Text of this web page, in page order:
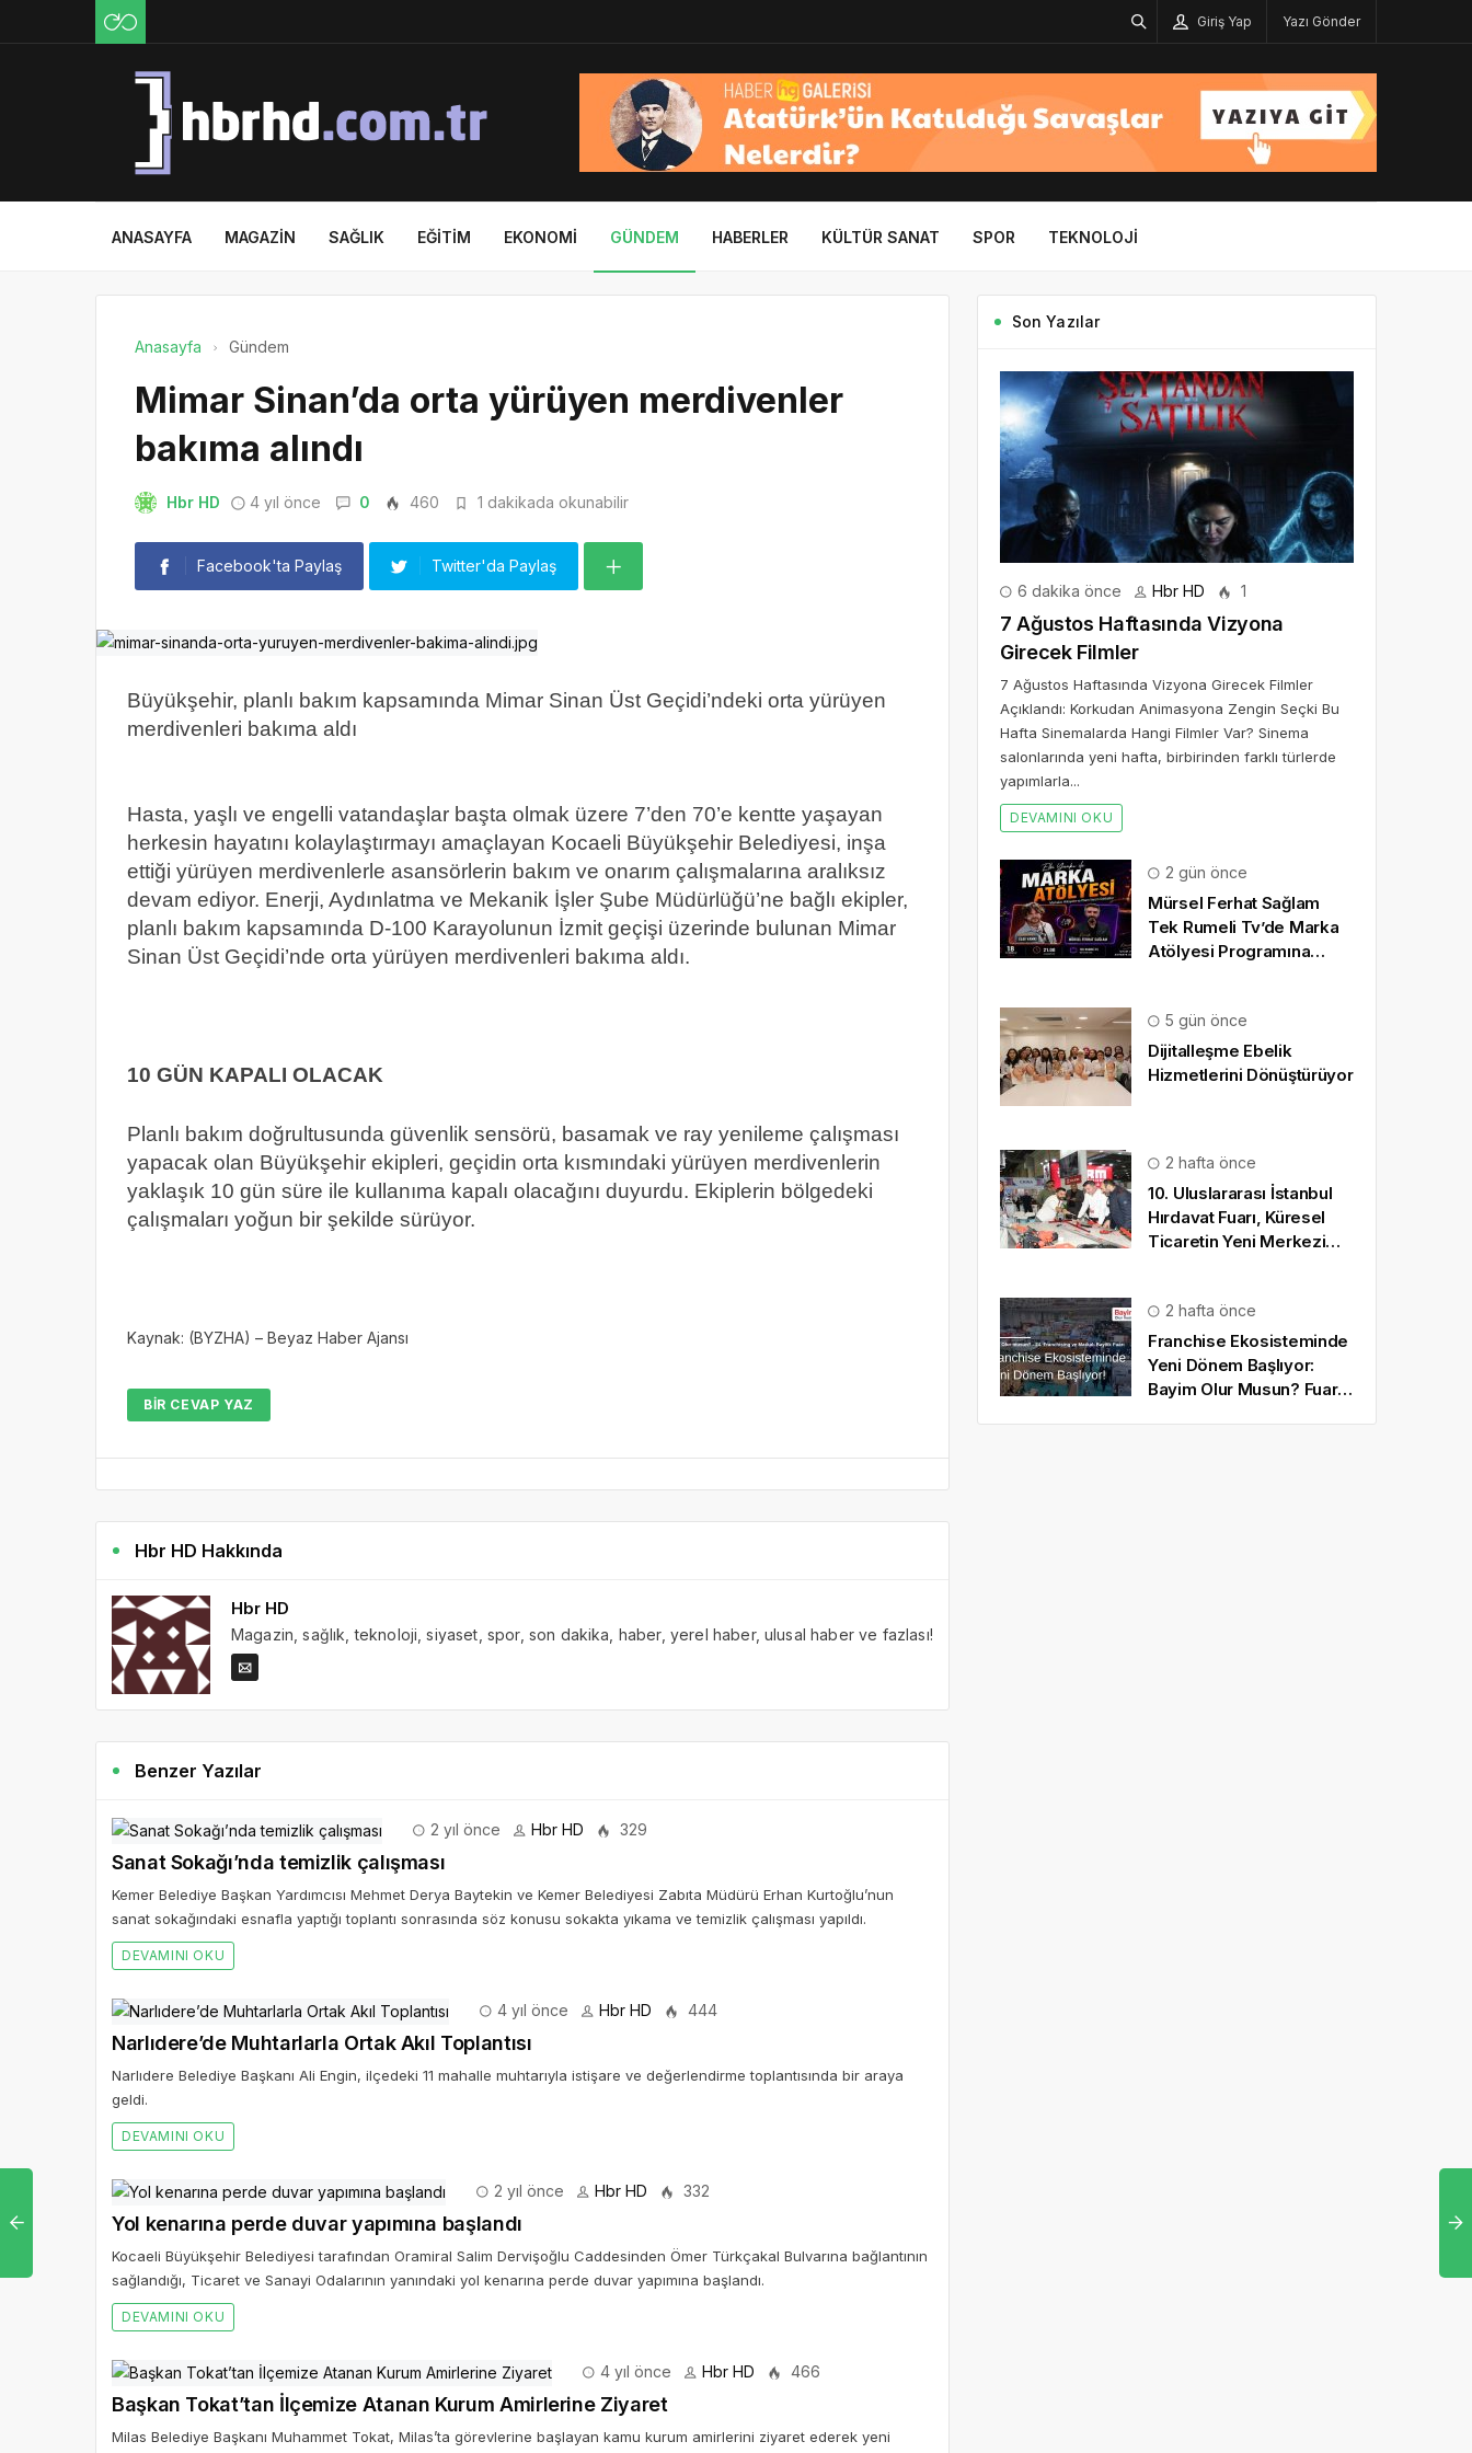
Giriş Yap Yazı Gönder
ANASAYFA MAGAZIN SAĞLIK EĞITIM EKONOMI GÜNDEM HABERLER KÜLTÜR SANAT SPOR TEKNOLOJI
Anasayfa Gündem
Mimar Sinan’da orta yürüyen merdivenler
bakıma alındı
Hbr HD 4 yıl önce 0 460 1 dakikada okunabilir
Facebook'ta Paylaş Twitter'da Paylaş
Büyükşehir, planlı bakım kapsamında Mimar Sinan Üst Geçidi’ndeki orta yürüyen
merdivenleri bakıma aldı
Hasta, yaşlı ve engelli vatandaşlar başta olmak üzere 7’den 70’e kentte yaşayan
herkesin hayatını kolaylaştırmayı amaçlayan Kocaeli Büyükşehir Belediyesi, inşa
ettiği yürüyen merdivenlerle asansörlerin bakım ve onarım çalışmalarına aralıksız
devam ediyor. Enerji, Aydınlatma ve Mekanik İşler Şube Müdürlüğü’ne bağlı ekipler,
planlı bakım kapsamında D-100 Karayolunun İzmit geçişi üzerinde bulunan Mimar
Sinan Üst Geçidi’nde orta yürüyen merdivenleri bakıma aldı.
10 GÜN KAPALI OLACAK
Planlı bakım doğrultusunda güvenlik sensörü, basamak ve ray yenileme çalışması
yapacak olan Büyükşehir ekipleri, geçidin orta kısmındaki yürüyen merdivenlerin
yaklaşık 10 gün süre ile kullanıma kapalı olacağını duyurdu. Ekiplerin bölgedeki
çalışmaları yoğun bir şekilde sürüyor.
Kaynak: (BYZHA) – Beyaz Haber Ajansı
BIR CEVAP YAZ
Hbr HD Hakkında
Hbr HD
Magazin, sağlık, teknoloji, siyaset, spor, son dakika, haber, yerel haber, ulusal haber ve fazlası!
Benzer Yazılar
2 yıl önce Hbr HD 329
Sanat Sokağı’nda temizlik çalışması
Kemer Belediye Başkan Yardımcısı Mehmet Derya Baytekin ve Kemer Belediyesi Zabıta Müdürü Erhan Kurtoğlu’nun
sanat sokağındaki esnafla yaptığı toplantı sonrasında söz konusu sokakta yıkama ve temizlik çalışması yapıldı.
DEVAMINI OKU
4 yıl önce Hbr HD 444
Narlıdere’de Muhtarlarla Ortak Akıl Toplantısı
Narlıdere Belediye Başkanı Ali Engin, ilçedeki 11 mahalle muhtarıyla istişare ve değerlendirme toplantısında bir araya
geldi.
DEVAMINI OKU
2 yıl önce Hbr HD 332
Yol kenarına perde duvar yapımına başlandı
Kocaeli Büyükşehir Belediyesi tarafından Oramiral Salim Dervişoğlu Caddesinden Ömer Türkçakal Bulvarına bağlantının
sağlandığı, Ticaret ve Sanayi Odalarının yanındaki yol kenarına perde duvar yapımına başlandı.
DEVAMINI OKU
4 yıl önce Hbr HD 466
Başkan Tokat’tan İlçemize Atanan Kurum Amirlerine Ziyaret
Milas Belediye Başkanı Muhammet Tokat, Milas’ta görevlerine başlayan kamu kurum amirlerini ziyaret ederek yeni
Son Yazılar
6 dakika önce Hbr HD 1
7 Ağustos Haftasında Vizyona
Girecek Filmler
7 Ağustos Haftasında Vizyona Girecek Filmler
Açıklandı: Korkudan Animasyona Zengin Seçki Bu
Hafta Sinemalarda Hangi Filmler Var? Sinema
salonlarında yeni hafta, birbirinden farklı türlerde
yapımlarla...
DEVAMINI OKU
2 gün önce
Mürsel Ferhat Sağlam
Tek Rumeli Tv’de Marka
Atölyesi Programına
5 gün önce
Dijitalleşme Ebelik
Hizmetlerini Dönüştürüyor
2 hafta önce
10. Uluslararası İstanbul
Hırdavat Fuarı, Küresel
Ticaretin Yeni Merkezi
2 hafta önce
Franchise Ekosisteminde
Yeni Dönem Başlıyor:
Bayim Olur Musun? Fuarı